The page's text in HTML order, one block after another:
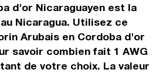
d'or Nicaraguayen est la
Nicaragua. Utilisez ce
Arubais en Cordoba d'or
savoir combien fait 1 AWG
de votre choix. La valeur